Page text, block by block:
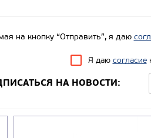
на кнопку “Отправить”, я даю
Я даю согласие
НА НОВОСТИ: